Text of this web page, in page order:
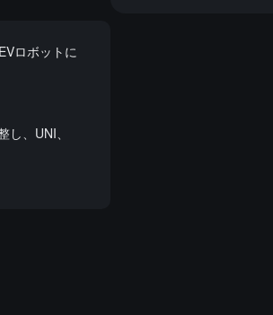
ロボットに
、UNI、